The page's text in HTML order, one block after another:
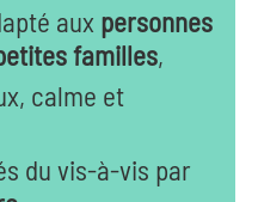
aux personnes
familles,
calme et
du vis-à-vis par